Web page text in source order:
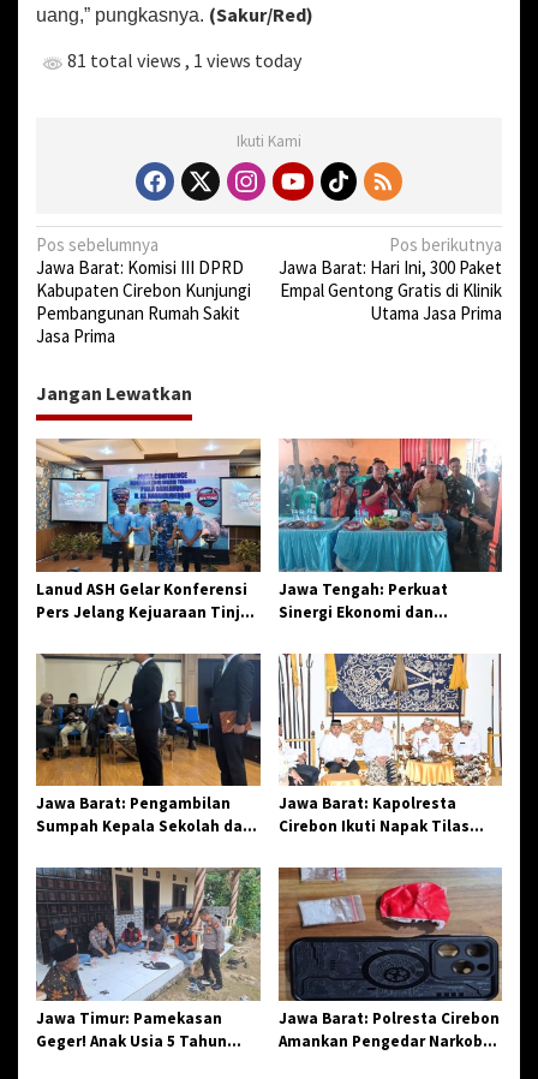
uang,” pungkasnya. (Sakur/Red)
81 total views , 1 views today
Ikuti Kami
N
a
v
i
g
a
s
i
p
o
s
Pos sebelumnya
Jawa Barat: Komisi III DPRD
Kabupaten Cirebon Kunjungi
Pembangunan Rumah Sakit
Jasa Prima
Pos berikutnya
Jawa Barat: Hari Ini, 300 Paket
Empal Gentong Gratis di Klinik
Utama Jasa Prima
Jangan Lewatkan
Lanud ASH Gelar Konferensi
Pers Jelang Kejuaraan Tinju
2026
Jawa Tengah: Perkuat
Sinergi Ekonomi dan
Jangkar Gelar Halal Bi Halal
di Losari
Jawa Barat: Pengambilan
Sumpah Kepala Sekolah dan
Penegasan Integritas
Aparatur Pendidikan dan
Birokrasi
Jawa Barat: Kapolresta
Cirebon Ikuti Napak Tilas
Sinergi dan Pelestarian
Sejarah
Jawa Timur: Pamekasan
Geger! Anak Usia 5 Tahun
Jawa Barat: Polresta Cirebon
Amankan Pengedar Narkoba